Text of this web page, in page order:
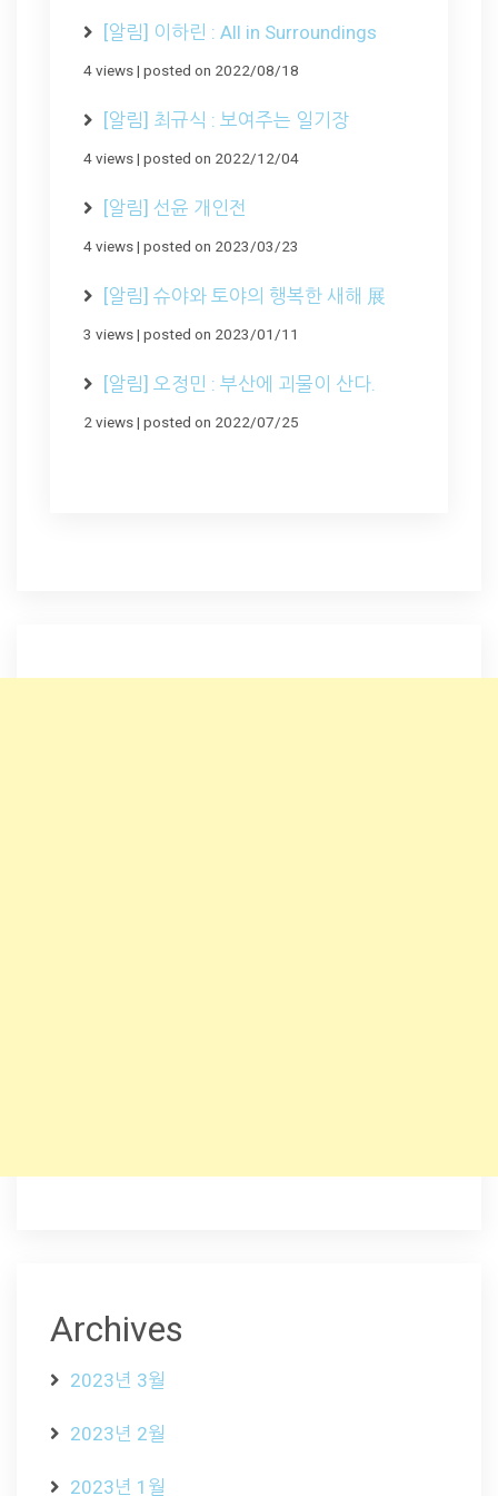
[알림] 이하린 : All in Surroundings
4 views| posted on 2022/08/18
[알림] 최규식 : 보여주는 일기장
4 views| posted on 2022/12/04
[알림] 선윤 개인전
4 views| posted on 2023/03/23
[알림] 슈야와 토야의 행복한 새해 展
3 views| posted on 2023/01/11
[알림] 오정민 : 부산에 괴물이 산다.
2 views| posted on 2022/07/25
Archives
2023년 3월
2023년 2월
2023년 1월